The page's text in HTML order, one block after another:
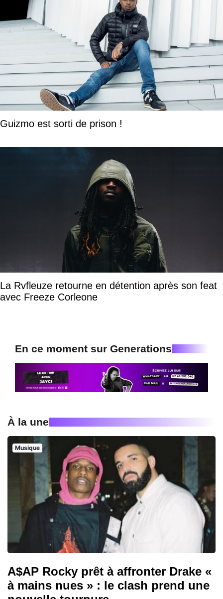
Guizmo est sorti de prison !
La Rvfleuze retourne en détention après son feat
avec Freeze Corleone
En ce moment sur Generations
À la une
Musique
A$AP Rocky prêt à affronter Drake «
à mains nues » : le clash prend une